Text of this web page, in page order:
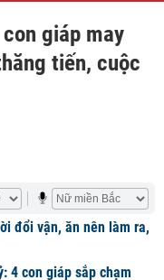
giáp may
tiến, cuộc
đổi vận, ăn nên làm ra,
4 con giáp sắp chạm